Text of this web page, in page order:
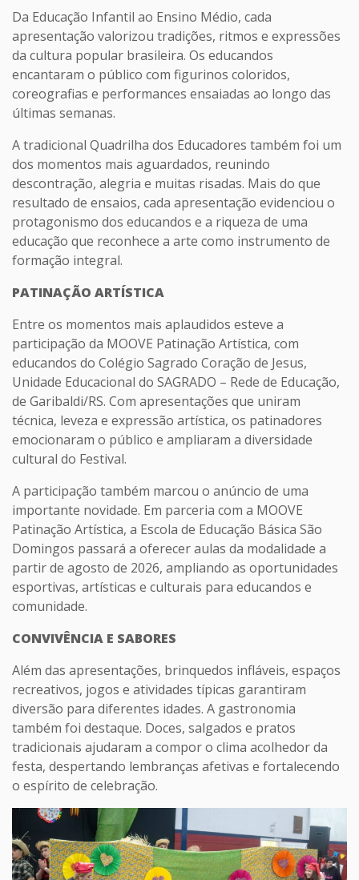
Da Educação Infantil ao Ensino Médio, cada
apresentação valorizou tradições, ritmos e expressões
da cultura popular brasileira. Os educandos
encantaram o público com figurinos coloridos,
coreografias e performances ensaiadas ao longo das
últimas semanas.
A tradicional Quadrilha dos Educadores também foi um
dos momentos mais aguardados, reunindo
descontração, alegria e muitas risadas. Mais do que
resultado de ensaios, cada apresentação evidenciou o
protagonismo dos educandos e a riqueza de uma
educação que reconhece a arte como instrumento de
formação integral.
PATINAÇÃO ARTÍSTICA
Entre os momentos mais aplaudidos esteve a
participação da MOOVE Patinação Artística, com
educandos do Colégio Sagrado Coração de Jesus,
Unidade Educacional do SAGRADO – Rede de Educação,
de Garibaldi/RS. Com apresentações que uniram
técnica, leveza e expressão artística, os patinadores
emocionaram o público e ampliaram a diversidade
cultural do Festival.
A participação também marcou o anúncio de uma
importante novidade. Em parceria com a MOOVE
Patinação Artística, a Escola de Educação Básica São
Domingos passará a oferecer aulas da modalidade a
partir de agosto de 2026, ampliando as oportunidades
esportivas, artísticas e culturais para educandos e
comunidade.
CONVIVÊNCIA E SABORES
Além das apresentações, brinquedos infláveis, espaços
recreativos, jogos e atividades típicas garantiram
diversão para diferentes idades. A gastronomia
também foi destaque. Doces, salgados e pratos
tradicionais ajudaram a compor o clima acolhedor da
festa, despertando lembranças afetivas e fortalecendo
o espírito de celebração.